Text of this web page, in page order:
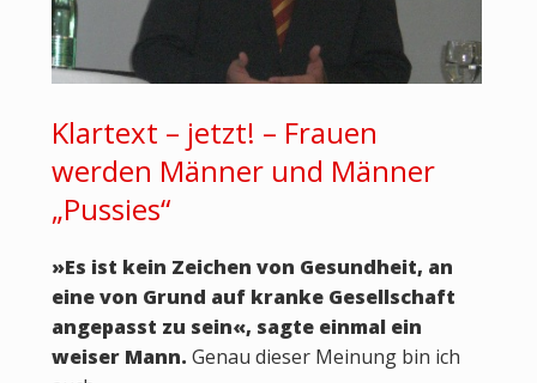
Klartext – jetzt! – Frauen
werden Männer und Männer
„Pussies“
»Es ist kein Zeichen von Gesundheit, an
eine von Grund auf kranke Gesellschaft
angepasst zu sein«, sagte einmal ein
weiser Mann. Genau dieser Meinung bin ich